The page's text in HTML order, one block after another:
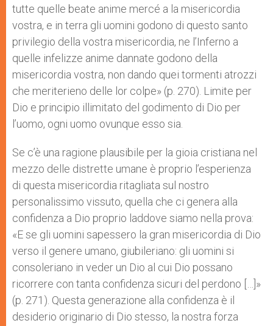
tutte quelle beate anime mercé a la misericordia
vostra, e in terra gli uomini godono di questo santo
privilegio della vostra misericordia, ne l’Inferno a
quelle infelizze anime dannate godono della
misericordia vostra, non dando quei tormenti atrozzi
che meriterieno delle lor colpe» (p. 270). Limite per
Dio e principio illimitato del godimento di Dio per
l’uomo, ogni uomo ovunque esso sia.
Se c’è una ragione plausibile per la gioia cristiana nel
mezzo delle distrette umane è proprio l’esperienza
di questa misericordia ritagliata sul nostro
personalissimo vissuto, quella che ci genera alla
confidenza a Dio proprio laddove siamo nella prova:
«E se gli uomini sapessero la gran misericordia di Dio
verso il genere umano, giubileriano: gli uomini si
consoleriano in veder un Dio al cui Dio possano
ricorrere con tanta confidenza sicuri del perdono […]»
(p. 271). Questa generazione alla confidenza è il
desiderio originario di Dio stesso, la nostra forza